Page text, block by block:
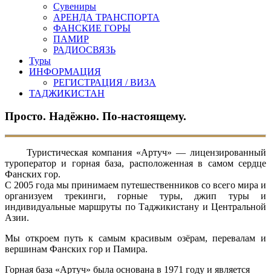
Сувениры
АРЕНДА ТРАНСПОРТА
ФАНСКИЕ ГОРЫ
ПАМИР
РАДИОСВЯЗЬ
Туры
ИНФОРМАЦИЯ
РЕГИСТРАЦИЯ / ВИЗА
ТАДЖИКИСТАН
Просто. Надёжно. По-настоящему.
Туристическая компания «Артуч» — лицензированный
туроператор и горная база, расположенная в самом сердце
Фанских гор.
С 2005 года мы принимаем путешественников со всего мира и
организуем трекинги, горные туры, джип туры и
индивидуальные маршруты по Таджикистану и Центральной
Азии.
Мы откроем путь к самым красивым озёрам, перевалам и
вершинам Фанских гор и Памира.
Горная база «Артуч» была основана в 1971 году и является